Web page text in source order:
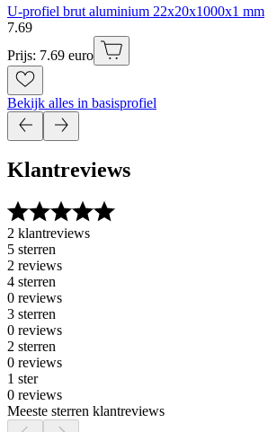
U-profiel brut aluminium 22x20x1000x1 mm
7.69
Prijs: 7.69 euro
Bekijk alles in basisprofiel
Klantreviews
2 klantreviews
5 sterren
2 reviews
4 sterren
0 reviews
3 sterren
0 reviews
2 sterren
0 reviews
1 ster
0 reviews
Meeste sterren klantreviews